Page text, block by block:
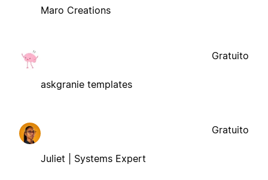
Maro Creations
askgranie templates
Gratuito
Juliet | Systems Expert
Gratuito